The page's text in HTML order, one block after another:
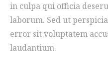
in culpa qui officia
laborum. Sed ut
error sit voluptatem
laudantium.